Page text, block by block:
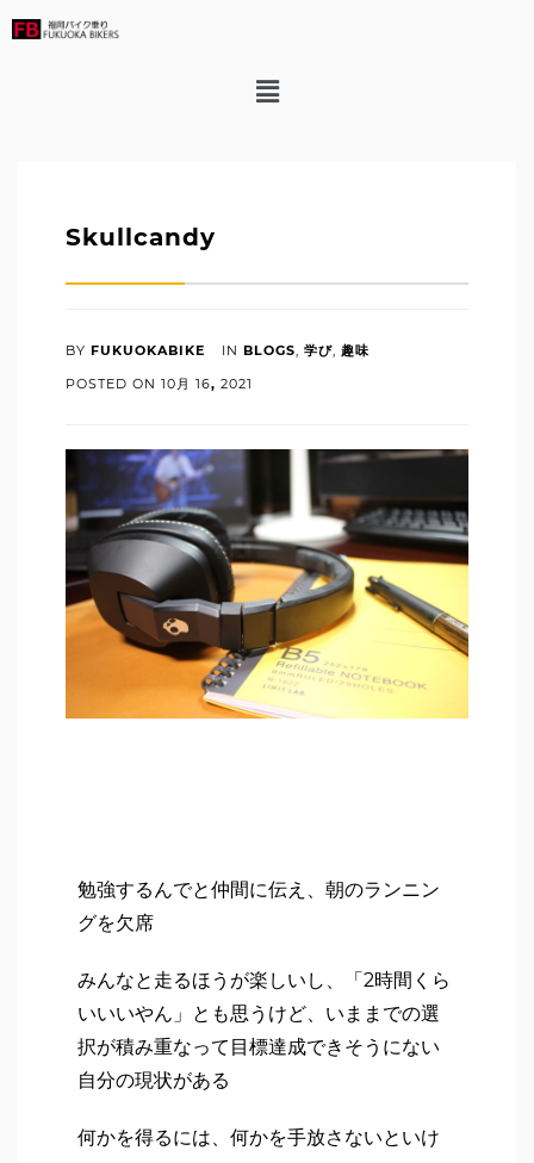
Skullcandy
BY FUKUOKABIKE IN BLOGS, 学び, 趣味
POSTED ON 10月 16, 2021
勉強するんでと仲間に伝え、朝のランニン
グを欠席
みんなと走るほうが楽しいし、「2時間くら
いいいやん」とも思うけど、いままでの選
択が積み重なって目標達成できそうにない
自分の現状がある
何かを得るには、何かを手放さないといけ